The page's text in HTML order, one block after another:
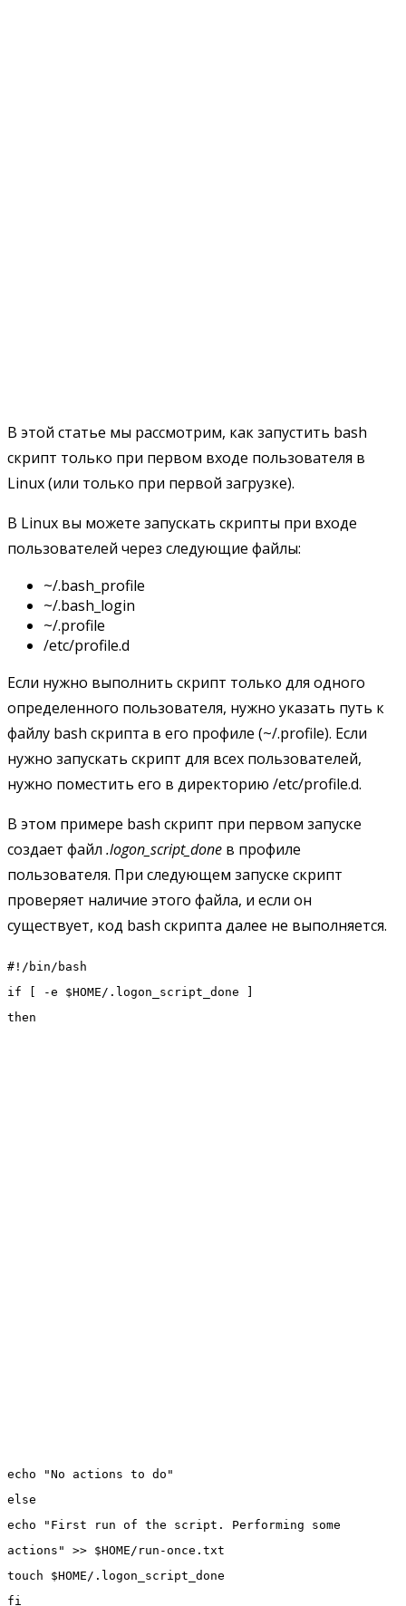
В этой статье мы рассмотрим, как запустить bash
скрипт только при первом входе пользователя в
Linux (или только при первой загрузке).
В Linux вы можете запускать скрипты при входе
пользователей через следующие файлы:
~/.bash_profile
~/.bash_login
~/.profile
/etc/profile.d
Если нужно выполнить скрипт только для одного
определенного пользователя, нужно указать путь к
файлу bash скрипта в его профиле (~/.profile). Если
нужно запускать скрипт для всех пользователей,
нужно поместить его в директорию /etc/profile.d.
В этом примере bash скрипт при первом запуске
создает файл .logon_script_done в профиле
пользователя. При следующем запуске скрипт
проверяет наличие этого файла, и если он
существует, код bash скрипта далее не выполняется.
#!/bin/bash
if [ -e $HOME/.logon_script_done ]
then
echo "No actions to do"
else
echo "First run of the script. Performing some
actions" >> $HOME/run-once.txt
touch $HOME/.logon_script_done
fi